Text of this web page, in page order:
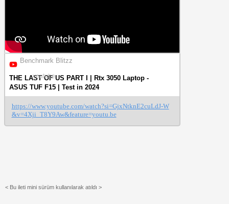
Benchmark Blitzz
youtube
THE LAST OF US PART I | Rtx 3050 Laptop -
ASUS TUF F15 | Test in 2024
https://www.youtube.com/watch?si=GjxNtknE2cuLdJ-W
&v=4Xji_T8Y9Aw&feature=youtu.be
< Bu ileti mini sürüm kullanılarak atıldı >